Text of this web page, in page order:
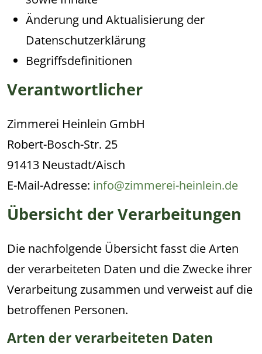
Änderung und Aktualisierung der
Datenschutzerklärung
Begriffsdefinitionen
Verantwortlicher
Zimmerei Heinlein GmbH
Robert-Bosch-Str. 25
91413 Neustadt/Aisch
E-Mail-Adresse: info@zimmerei-heinlein.de
Übersicht der Verarbeitungen
Die nachfolgende Übersicht fasst die Arten
der verarbeiteten Daten und die Zwecke ihrer
Verarbeitung zusammen und verweist auf die
betroffenen Personen.
Arten der verarbeiteten Daten